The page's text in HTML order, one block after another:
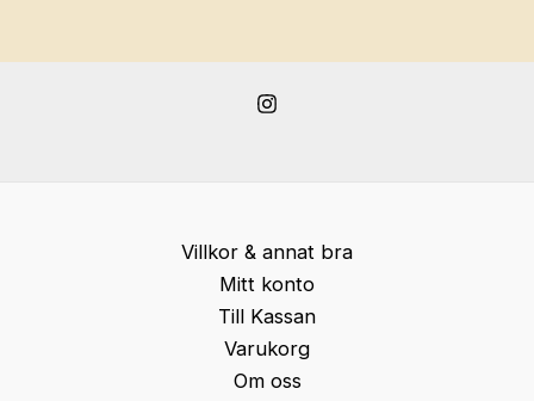
Villkor & annat bra
Mitt konto
Till Kassan
Varukorg
Om oss